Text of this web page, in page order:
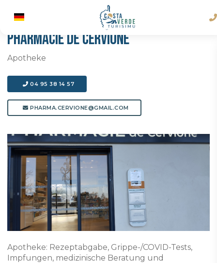
PHARMACIE DE CERVIONE
Apotheke
04 95 38 14 57
PHARMA.CERVIONE@GMAIL.COM
Apotheke: Rezeptabgabe, Grippe-/COVID-Tests,
Impfungen, medizinische Beratung und